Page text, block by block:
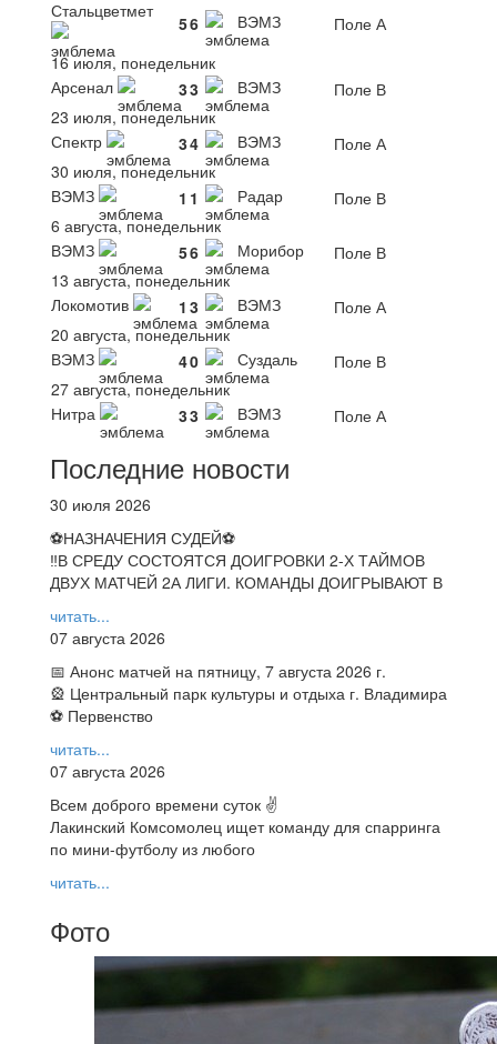
Стальцветмет
56 ВЭМЗ
Поле А
16 июля, понедельник
Арсенал
33 ВЭМЗ
Поле В
23 июля, понедельник
Спектр
34 ВЭМЗ
Поле А
30 июля, понедельник
ВЭМЗ
1 1 Радар
Поле В
6 августа, понедельник
ВЭМЗ
56 Морибор
Поле В
13 августа, понедельник
Локомотив
1 3 ВЭМЗ
Поле А
20 августа, понедельник
ВЭМЗ
40 Суздаль
Поле В
27 августа, понедельник
Нитра
33 ВЭМЗ Поле А
Последние новости
30 июля 2026
⚽НАЗНАЧЕНИЯ СУДЕЙ⚽
‼В СРЕДУ СОСТОЯТСЯ ДОИГРОВКИ 2-Х ТАЙМОВ
ДВУХ МАТЧЕЙ 2А ЛИГИ. КОМАНДЫ ДОИГРЫВАЮТ В
читать...
07 августа 2026
📅 Анонс матчей на пятницу, 7 августа 2026 г.
🎡 Центральный парк культуры и отдыха г. Владимира
⚽ Первенство
читать...
07 августа 2026
Всем доброго времени суток ✌
Лакинский Комсомолец ищет команду для спарринга
по мини-футболу из любого
читать...
Фото